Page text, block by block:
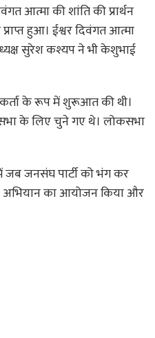
आत्मा की शांति की प्रार्थन
हुआ। ईश्वर दिवंगत आत्मा
सुरेश कश्यप ने भी केशुभाई
के रूप में शुरूआत की थी।
के लिए चुने गए थे। लोकसभा
जब जनसंघ पार्टी को भंग कर
अभियान का आयोजन किया और